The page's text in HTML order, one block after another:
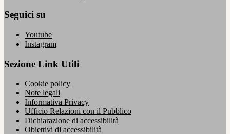
Seguici su
Youtube
Instagram
Sezione Link Utili
Cookie policy
Note legali
Informativa Privacy
Ufficio Relazioni con il Pubblico
Dichiarazione di accessibilità
Obiettivi di accessibilità